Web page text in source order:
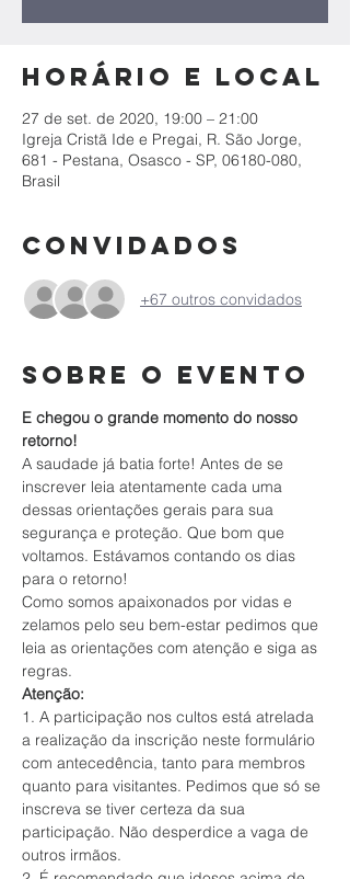
Horário e local
27 de set. de 2020, 19:00 – 21:00
Igreja Cristã Ide e Pregai, R. São Jorge,
681 - Pestana, Osasco - SP, 06180-080,
Brasil
Convidados
+67 outros convidados
Sobre o evento
E chegou o grande momento do nosso
retorno!
A saudade já batia forte! Antes de se
inscrever leia atentamente cada uma
dessas orientações gerais para sua
segurança e proteção. Que bom que
voltamos. Estávamos contando os dias
para o retorno!
Como somos apaixonados por vidas e
zelamos pelo seu bem-estar pedimos que
leia as orientações com atenção e siga as
regras.
Atenção:
1. A participação nos cultos está atrelada
a realização da inscrição neste formulário
com antecedência, tanto para membros
quanto para visitantes. Pedimos que só se
inscreva se tiver certeza da sua
participação. Não desperdice a vaga de
outros irmãos.